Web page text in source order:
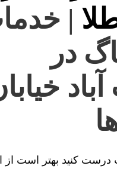
|
در
درست کنید بهتر است از